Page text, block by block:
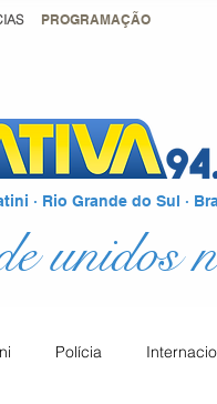
unidos
· Rio Grande do Sul ·
PROGRAMAÇÃO
Polícia